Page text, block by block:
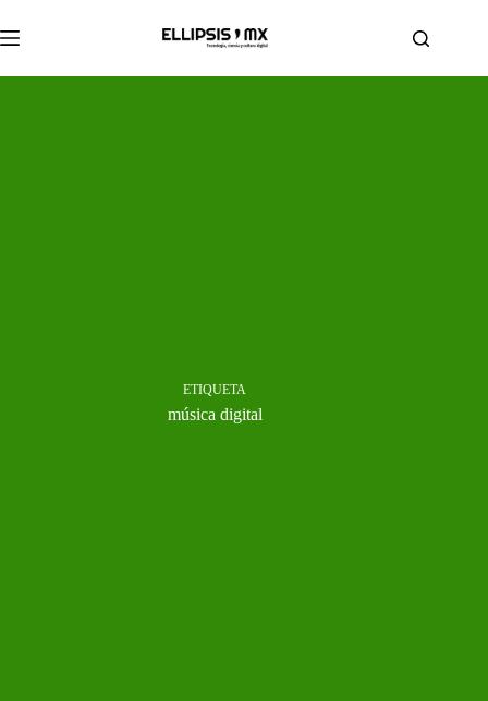
al
contenido
ETIQUETA
música digital